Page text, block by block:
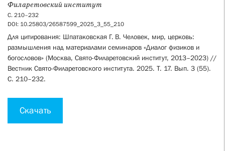
Филаретовский институт
С. 210–232
DOI: 10.25803/26587599_2025_3_55_210
Для цитирования: Шпатаковская Г. В. Человек, мир, церковь:
размышления над материалами семинаров «Диалог физиков и
богословов» (Москва, Свято-Филаретовский институт, 2013–2023) //
Вестник Свято-Филаретовского института. 2025. Т. 17. Вып. 3 (55).
С. 210–232.
Скачать